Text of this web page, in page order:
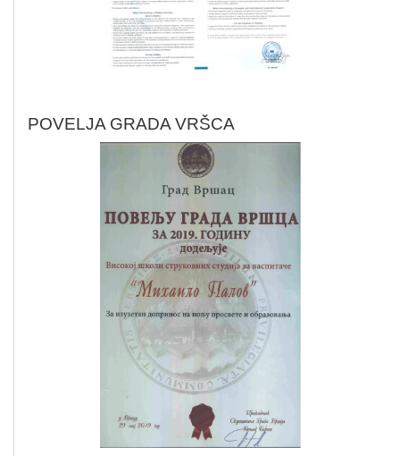
POVELJA GRADA VRŠCA